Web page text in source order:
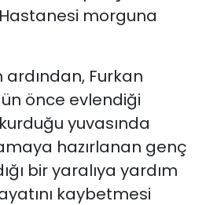
morguna
Furkan
önce evlendiği
yuvasında
hazırlanan genç
bir yaralıya yardım
kaybetmesi